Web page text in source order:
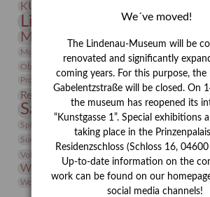
KUNSTWAND
Lindenau-Museum Marstall
Museumsgeschichte
Museumspädagogik Natur
Objekt im Fokus
Peter Schnürpel
Provenienz
Restaurierung Ruth
Sammlung Samstagszeichner
Sphinx
studio Studio Bildende Kunst
Suermondt-Ludwig-Museum
Volontariat
Weihnachten
Werkbetrachtung Wissenschaft
Wolf und Hund
Zirkuswoche
We´ve moved!
The Lindenau-Museum will be
renovated and significantly
coming years. For this purpose, the
Gabelentzstraße will be closed. On
the museum has reopened its
“Kunstgasse 1”. Special exhibitions
taking place in the
Residenzschloss (Schloss 16,
Up-to-date information on the
work can be found on our
social media channels!